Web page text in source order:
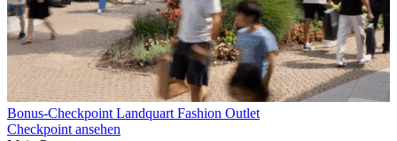
Bonus-Checkpoint Landquart Fashion Outlet
Checkpoint ansehen